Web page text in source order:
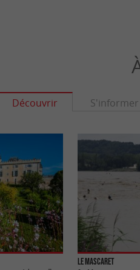
Découvrir S'informer
Le Mascaret